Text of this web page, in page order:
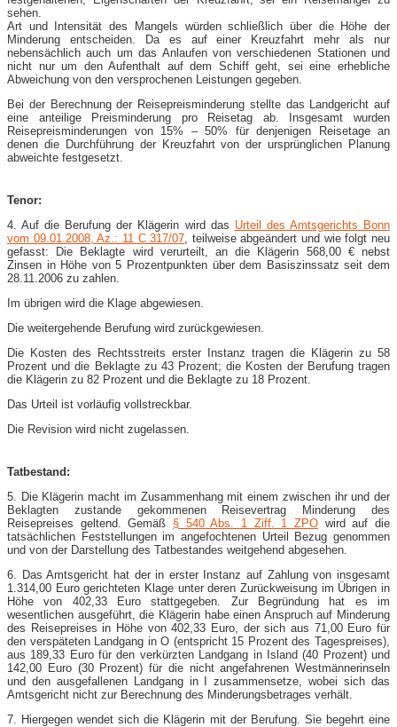
sehen.
Art und Intensität des Mangels würden schließlich über die Höhe der
Minderung entscheiden. Da es auf einer Kreuzfahrt mehr als nur
nebensächlich auch um das Anlaufen von verschiedenen Stationen und
nicht nur um den Aufenthalt auf dem Schiff geht, sei eine erhebliche
Abweichung von den versprochenen Leistungen gegeben.
Bei der Berechnung der Reisepreisminderung stellte das Landgericht auf
eine anteilige Preisminderung pro Reisetag ab. Insgesamt wurden
Reisepreisminderungen von 15% – 50% für denjenigen Reisetage an
denen die Durchführung der Kreuzfahrt von der ursprünglichen Planung
abweichte festgesetzt.
Tenor:
4. Auf die Berufung der Klägerin wird das Urteil des Amtsgerichts Bonn
vom 09.01.2008, Az.: 11 C 317/07 , teilweise abgeändert und wie folgt neu
gefasst: Die Beklagte wird verurteilt, an die Klägerin 568,00 € nebst
Zinsen in Höhe von 5 Prozentpunkten über dem Basiszinssatz seit dem
28.11.2006 zu zahlen.
Im übrigen wird die Klage abgewiesen.
Die weitergehende Berufung wird zurückgewiesen.
Die Kosten des Rechtsstreits erster Instanz tragen die Klägerin zu 58
Prozent und die Beklagte zu 43 Prozent; die Kosten der Berufung tragen
die Klägerin zu 82 Prozent und die Beklagte zu 18 Prozent.
Das Urteil ist vorläufig vollstreckbar.
Die Revision wird nicht zugelassen.
Tatbestand:
5. Die Klägerin macht im Zusammenhang mit einem zwischen ihr und der
Beklagten zustande gekommenen Reisevertrag Minderung des
Reisepreises geltend. Gemäß § 540 Abs. 1 Ziff. 1 ZPO wird auf die
tatsächlichen Feststellungen im angefochtenen Urteil Bezug genommen
und von der Darstellung des Tatbestandes weitgehend abgesehen.
6. Das Amtsgericht hat der in erster Instanz auf Zahlung von insgesamt
1.314,00 Euro gerichteten Klage unter deren Zurückweisung im Übrigen in
Höhe von 402,33 Euro stattgegeben. Zur Begründung hat es im
wesentlichen ausgeführt, die Klägerin habe einen Anspruch auf Minderung
des Reisepreises in Höhe von 402,33 Euro, der sich aus 71,00 Euro für
den verspäteten Landgang in O (entspricht 15 Prozent des Tagespreises),
aus 189,33 Euro für den verkürzten Landgang in Island (40 Prozent) und
142,00 Euro (30 Prozent) für die nicht angefahrenen Westmännerinseln
und den ausgefallenen Landgang in I zusammensetze, wobei sich das
Amtsgericht nicht zur Berechnung des Minderungsbetrages verhält.
7. Hiergegen wendet sich die Klägerin mit der Berufung. Sie begehrt eine